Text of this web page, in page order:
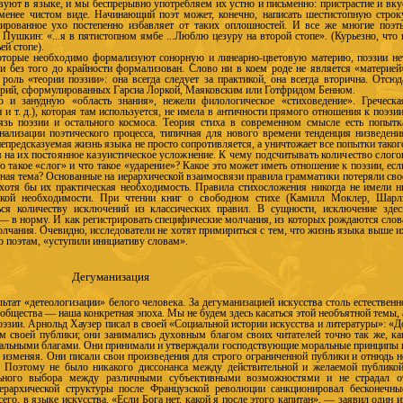
в языке, и мы беспрерывно употребляем их устно и письменно: пристрастие и
чистом виде. Начинающий поэт может, конечно, написать шестистопную
ухо постепенно избавляет от таких оплошностей. И все же многие
«...я в пятистопном ямбе ...Люблю цезуру на второй стопе». (Курьезно, что
стопе).
необходимо формализуют сонорную и линеарно-цветовую материю, поэзии
без того до крайности формализован. Слово ни в коем роде не является
«теории поэзии»: она всегда следует за практикой, она всегда вторична.
сформулированных Гарсиа Лоркой, Маяковским или Готфридом Бенном.
и занудную «область знания», нежели филологическое «стиховедение».
т. д.), которая там используется, не имела в античности прямого отношения к
поэзии и остального космоса. Теория стиха в современном смысле есть
поэтического процесса, типичная для нового времени тенденция
жизнь языка не просто сопротивляется, а уничтожает все попытки
их постоянное казуистическое усложнение. К чему подсчитывать количество
такое «слог» и что такое «ударение»?Какое это может иметь отношение к поэзии,
тема? Основанные на иерархической взаимосвязи правила грамматики потеряли
бы их практическая необходимость. Правила стихосложения никогда не имели
необходимости. При чтении книг о свободном стихе (Камилл Моклер,
количеству исключений из классических правил. В сущности, исключение
в норму. И как регистрировать специфические молчания, из которых рождаются
Очевидно, исследователи не хотят примириться с тем, что жизнь языка выше
«уступили инициативу словам».
Дегуманизация
«детеологизации» белого человека. За дегуманизацией искусства столь
— наша конкретная эпоха. Мы не будем здесь касаться этой необъятной темы,
Арнольд Хаузер писал в своей «Социальной истории искусства и литературы»:
публики; они занимались духовным благом своих читателей точно так же,
благами. Они принимали и утверждали господствующие моральные принципы
изменяя. Они писали свои произведения для строго ограниченной публики и отнюдь
Поэтому не было никакого диссонанса между действительной и желаемой публикой.
выбора между различными субъективными возможностями и не страдал
структуры после Французской революции санкционировал
в языке искусства. «Если Бога нет, какой я после этого капитан», — заявил один